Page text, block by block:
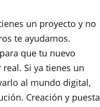
un proyecto y no
te ayudamos.
que tu nuevo
Si ya tienes un
al mundo digital,
Creación y puesta